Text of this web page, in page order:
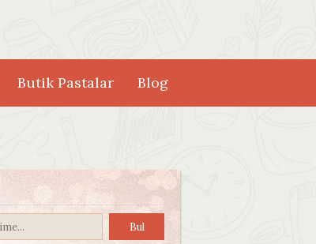
Blog
Butik Pastalar